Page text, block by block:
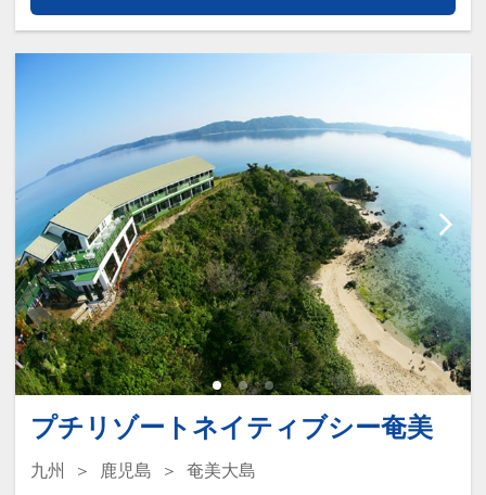
プチリゾートネイティブシー奄美
九州 鹿児島
奄美大島